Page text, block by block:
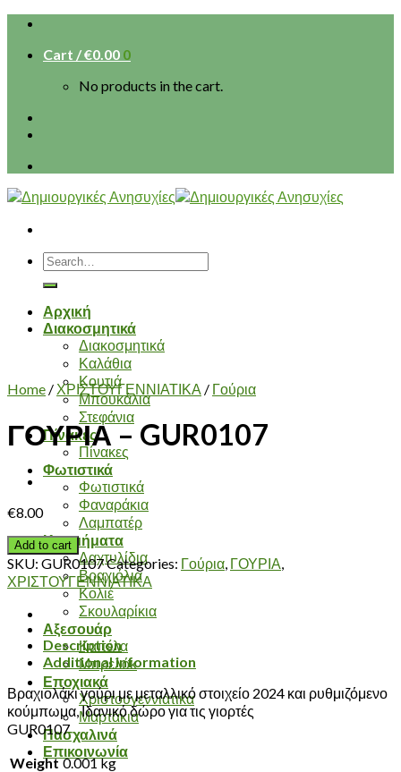
Skip
contentCart /€0.00 0
No products in the cart.
Search
for:
Αρχική
Διακοσμητικά
Διακοσμητικά
Καλάθια
Κουτιά
Μπουκάλια
Στεφάνια
Πίνακες
Πίνακες
Φωτιστικά
Φωτιστικά
Φαναράκια
Λαμπατέρ
Κοσμήματα
Δαχτυλίδια
Βραχιόλια
Κολιέ
Σκουλαρίκια
Αξεσουάρ
Καπέλα
Μπρελόκ
Εποχιακά
Χριστουγεννιάτικα
Μαρτάκια
Πασχαλινά
Επικοινωνία
Home / ΧΡΙΣΤΟΥΓΕΝΝΙΑΤΙΚΑ / Γούρια
ΓΟΥΡΙΑ – GUR0107
€8.00
Add to cart
SKU: GUR0107Categories: Γούρια, ΓΟΥΡΙΑ,
ΧΡΙΣΤΟΥΓΕΝΝΙΑΤΙΚΑ
Description
Additional information
Βραχιολάκι γούρι με μεταλλικό στοιχείο 2024 και ρυθμιζόμενο
κούμπωμα, Ιδανικό δώρο για τις γιορτές
GUR0107
Weight 0.001 kg